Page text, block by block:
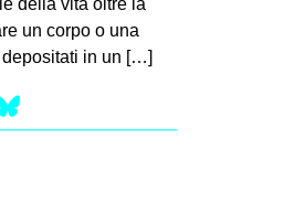
GENERI
della vita oltre la
un corpo o una
depositati in un […]